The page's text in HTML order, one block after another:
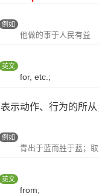
例如
他做的事于人民有益
英文
for, etc.;
表示动作、行为的所从
例如
青出于蓝而胜于蓝；
英文
from;